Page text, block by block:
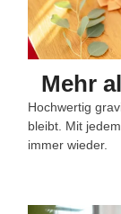
Mehr
Hochwertig
bleibt. Mit
immer wieder.